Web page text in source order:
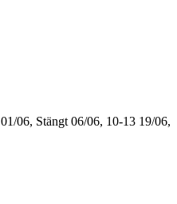
01/06, Stängt 06/06, 10-13 19/06,